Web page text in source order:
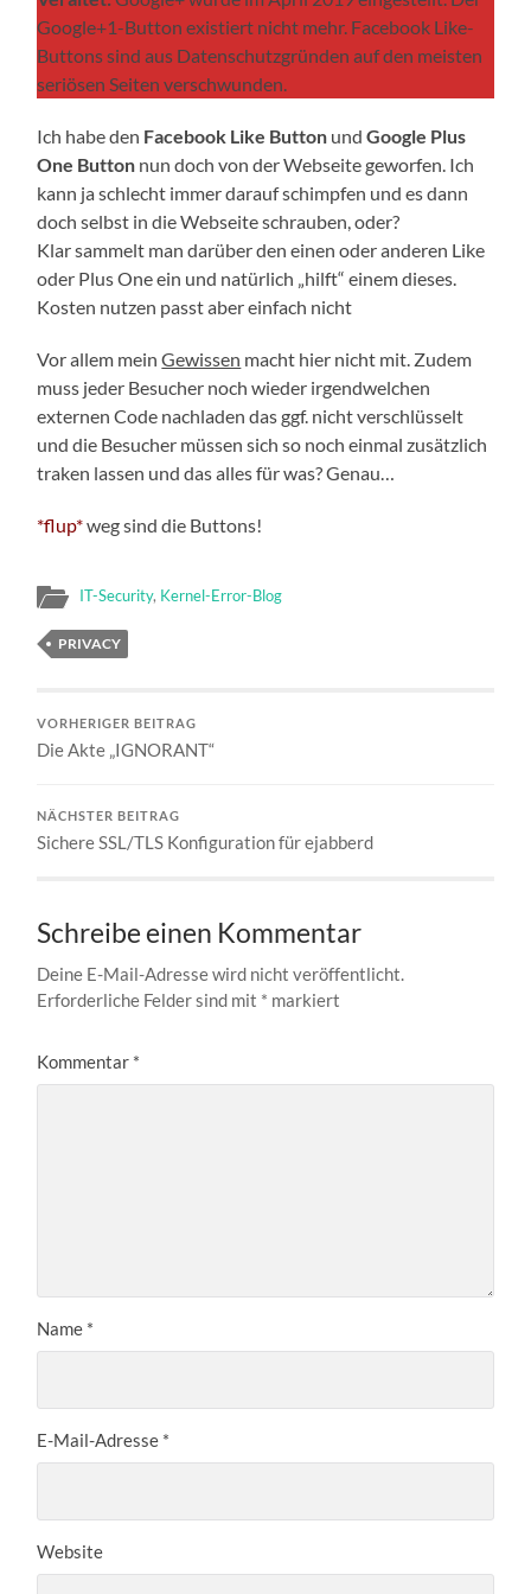
Google+1-Button existiert nicht mehr. Facebook Like-
Buttons sind aus Datenschutzgründen auf den meisten
seriösen Seiten verschwunden.
Ich habe den Facebook Like Button undGoogle Plus
One Button nun doch von der Webseite geworfen. Ich
kann ja schlecht immer darauf schimpfen und es dann
doch selbst in die Webseite schrauben, oder?
Klar sammelt man darüber den einen oder anderen Like
oder Plus One ein und natürlich „hilft“ einem dieses.
Kosten nutzen passt aber einfach nicht
Vor allem meinGewissen macht hier nicht mit. Zudem
muss jeder Besucher noch wieder irgendwelchen
externen Code nachladen das ggf. nicht verschlüsselt
und die Besucher müssen sich so noch einmal zusätzlich
traken lassen und das alles für was? Genau…
*flup*weg sind die Buttons!
IT-Security, Kernel-Error-Blog
PRIVACY
VORHERIGER BEITRAG
Die Akte „IGNORANT“
NÄCHSTER BEITRAG
Sichere SSL/TLS Konfiguration für ejabberd
Schreibe einen Kommentar
Deine E-Mail-Adresse wird nicht veröffentlicht.
Erforderliche Felder sind mit * markiert
Kommentar *
Name *
E-Mail-Adresse *
Website